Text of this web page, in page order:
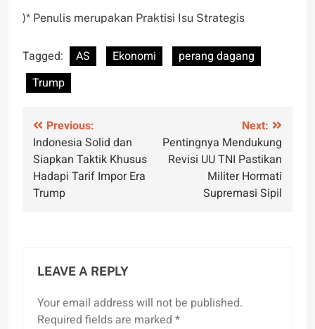
)* Penulis merupakan Praktisi Isu Strategis
Tagged: AS Ekonomi
perang dagang
Trump
Post
navigation
Previous:
Indonesia Solid dan
Siapkan Taktik Khusus
Hadapi Tarif Impor Era
Trump
Next:
Pentingnya Mendukung
Revisi UU TNI Pastikan
Militer Hormati
Supremasi Sipil
LEAVE A REPLY
Your email address will not be published.
Required fields are marked *